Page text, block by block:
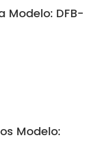
Modelo: DFB-
Modelo: